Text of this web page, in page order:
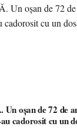
oșan de 72 de
cadorosit cu un